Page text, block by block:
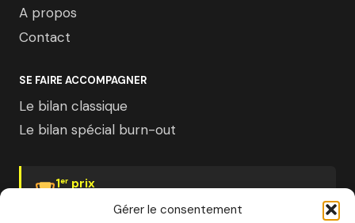
Gérer le consentement
A propos
Contact
SE FAIRE ACCOMPAGNER
Le bilan classique
Le bilan spécial burn-out
1er prix